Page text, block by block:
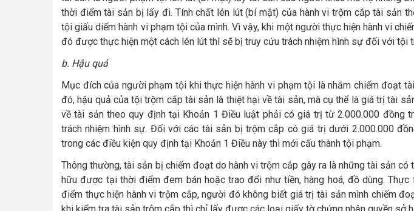
thời điểm tài sản bị lấy đi. Tính chất lén lút (bí mật) của hành vi trộm cắp tài sản
tội giấu diếm hành vi phạm tội của mình. Vì vậy, khi một người thực hiện hành vi
đó được thực hiện một cách lén lút thì sẽ bị truy cứu trách nhiệm hình sự đối với tội
b. Hậu quả
Mục đích của người phạm tội khi thực hiện hành vi phạm tội là nhằm chiếm đoạt
đó, hậu quả của tội trộm cắp tài sản là thiệt hại về tài sản, mà cụ thể là giá trị tài
về tài sản theo quy định tại Khoản 1 Điều luật phải có giá trị từ 2.000.000 đồng
trách nhiệm hình sự. Đối với các tài sản bị trộm cắp có giá trị dưới 2.000.000
trong các điều kiện quy định tại Khoản 1 Điều này thì mới cấu thành tội phạm.
Thông thường, tài sản bị chiếm đoạt do hành vi trộm cắp gây ra là những tài sản có
hữu được tại thời điểm đem bán hoặc trao đổi như tiền, hàng hoá, đồ dùng.
điểm thực hiện hành vi trộm cắp, người đó không biết giá trị tài sản mình chiếm
khi kiểm tra tài sản trộm cắp thì chỉ lấy được các loại giấy tờ chứng nhận quyền sở